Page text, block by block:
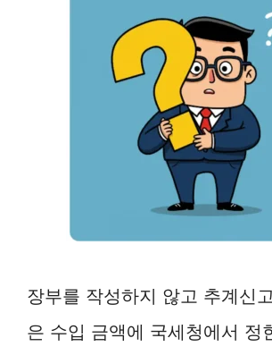
장부를 작성하지 않고 추계신
은 수입 금액에 국세청에서 정